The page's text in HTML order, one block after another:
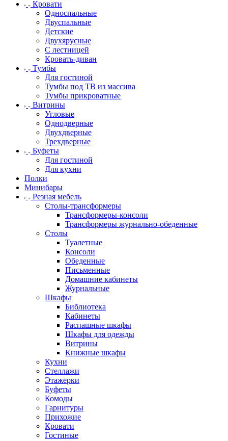
Кровати
Односпальные
Двуспальные
Детские
Двухярусные
С лестницей
Кровать-диван
Тумбы
Для гостиной
Тумбы под ТВ из массива
Тумбы прикроватные
Витрины
Угловые
Однодверные
Двухдверные
Трехдверные
Буфеты
Для гостиной
Для кухни
Полки
Минибары
Резная мебель
Столы-трансформеры
Трансформеры-консоли
Трансформеры журнально-обеденные
Столы
Туалетные
Консоли
Обеденные
Письменные
Домашние кабинеты
Журнальные
Шкафы
Библиотека
Кабинеты
Распашные шкафы
Шкафы для одежды
Витрины
Книжные шкафы
Кухни
Стеллажи
Этажерки
Буфеты
Комоды
Гарнитуры
Прихожие
Кровати
Гостиные